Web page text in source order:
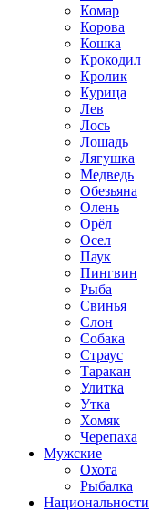
Комар
Корова
Кошка
Крокодил
Кролик
Курица
Лев
Лось
Лошадь
Лягушка
Медведь
Обезьяна
Олень
Орёл
Осел
Паук
Пингвин
Рыба
Свинья
Слон
Собака
Страус
Таракан
Улитка
Утка
Хомяк
Черепаха
Мужские
Охота
Рыбалка
Национальности